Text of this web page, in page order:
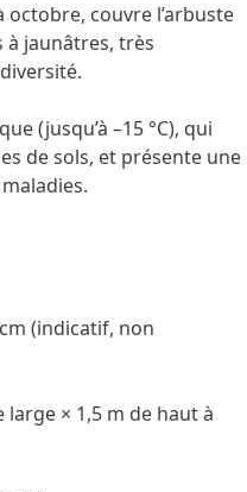
octobre, couvre l’arbuste
à jaunâtres, très
(jusqu’à –15 °C), qui
de sols, et présente une
(indicatif, non
× 1,5 m de haut à